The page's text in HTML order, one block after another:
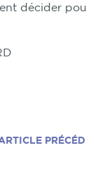
décider